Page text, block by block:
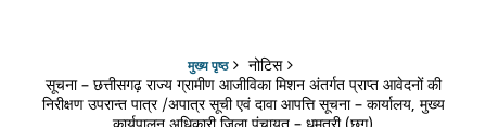
मुख्य पृष्ठ
नोटिस
सूचना – छत्तीसगढ़ राज्य ग्रामीण आजीविका मिशन अंतर्गत प्राप्त आवेदनों की
निरीक्षण उपरान्त पात्र /अपात्र सूची एवं दावा आपत्ति सूचना – कार्यालय, मुख्य